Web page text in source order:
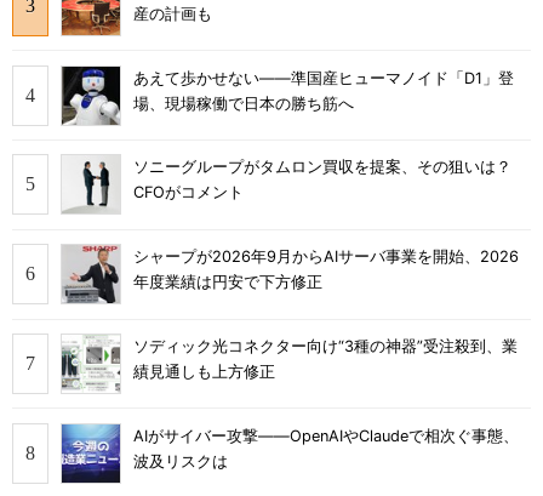
産の計画も
あえて歩かせない――準国産ヒューマノイド「D1」登
場、現場稼働で日本の勝ち筋へ
ソニーグループがタムロン買収を提案、その狙いは？
CFOがコメント
シャープが2026年9月からAIサーバ事業を開始、2026
年度業績は円安で下方修正
ソディック光コネクター向け“3種の神器”受注殺到、業
績見通しも上方修正
AIがサイバー攻撃――OpenAIやClaudeで相次ぐ事態、
波及リスクは